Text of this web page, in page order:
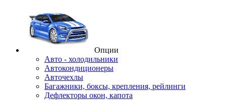
Опции
Авто - холодильники
Автокондиционеры
Авточехлы
Багажники, боксы, крепления, рейлинги
Дефлекторы окон, капота